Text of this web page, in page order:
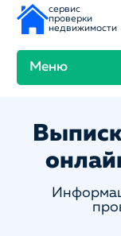
сервис
проверки
недвижимости
Меню